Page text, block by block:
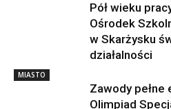
Pół wieku
Ośrodek
w Skarżysku
działalności
MIASTO
Zawody
Olimpiad